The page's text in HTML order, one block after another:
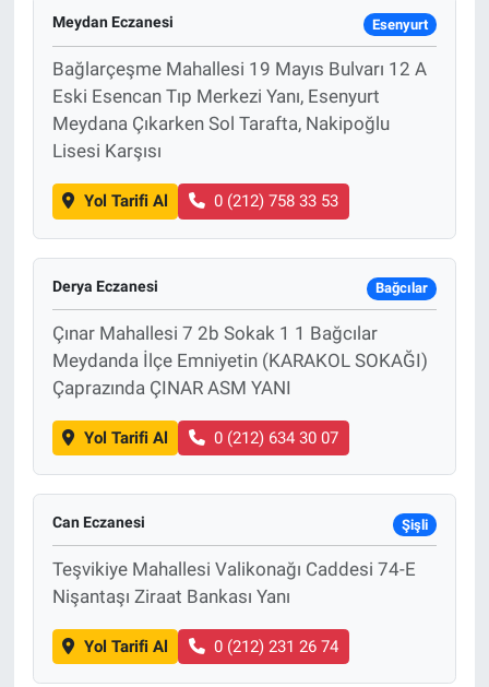
Meydan Eczanesi Esenyurt
Bağlarçeşme Mahallesi 19 Mayıs Bulvarı 12 A
Eski Esencan Tıp Merkezi Yanı, Esenyurt
Meydana Çıkarken Sol Tarafta, Nakipoğlu
Lisesi Karşısı
Yol Tarifi Al 0 (212) 758 33 53
Derya Eczanesi Bağcılar
Çınar Mahallesi 7 2b Sokak 1 1 Bağcılar
Meydanda İlçe Emniyetin (KARAKOL SOKAĞI)
Çaprazında ÇINAR ASM YANI
Yol Tarifi Al 0 (212) 634 30 07
Can Eczanesi Şişli
Teşvikiye Mahallesi Valikonağı Caddesi 74-E
Nişantaşı Ziraat Bankası Yanı
Yol Tarifi Al 0 (212) 231 26 74